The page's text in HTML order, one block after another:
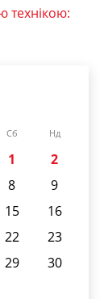
Сб Нд
1
2
8
9
15
16
22
23
29
30